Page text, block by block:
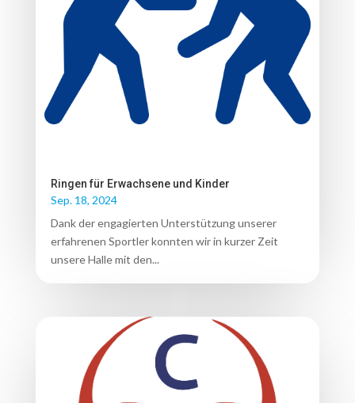
Ringen für Erwachsene und Kinder
Sep. 18, 2024
Dank der engagierten Unterstützung unserer
erfahrenen Sportler konnten wir in kurzer Zeit
unsere Halle mit den...